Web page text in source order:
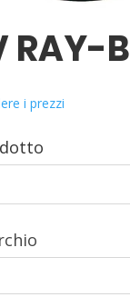
RAY-
i prezzi